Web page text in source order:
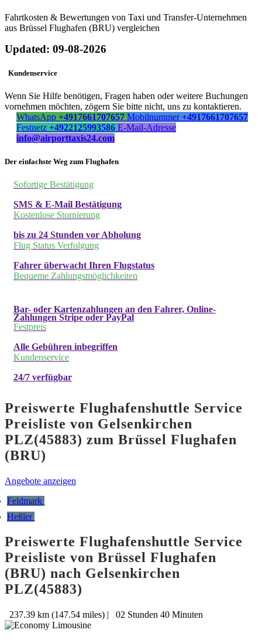
Fahrtkosten & Bewertungen von Taxi und Transfer-Unternehmen
aus Brüssel Flughafen (BRU) vergleichen
Updated: 09-08-2026
Kundenservice
Wenn Sie Hilfe benötigen, Fragen haben oder weitere Buchungen
vornehmen möchten, zögern Sie bitte nicht, uns zu kontaktieren.
WhatsApp +4917661707657 Mobilnummer +4917661707657
Festnetz +4922125993586 E-Mail-Adresse
info@airporttaxis24.com
Der einfachste Weg zum Flughafen
Sofortige Bestätigung
SMS & E-Mail Bestätigung
Kostenlose Stornierung
bis zu 24 Stunden vor Abholung
Flug Status Verfolgung
Fahrer überwacht Ihren Flugstatus
Bequeme Zahlungsmöglichkeiten
Bar- oder Kartenzahlungen an den Fahrer, Online-
Zahlungen Stripe oder PayPal
Festpreis
Alle Gebühren inbegriffen
Kundenservice
24/7 verfügbar
Preiswerte Flughafenshuttle Service
Preisliste von Gelsenkirchen
PLZ(45883) zum Brüssel Flughafen
(BRU)
Angebote anzeigen
Feldmark
Heßler
Preiswerte Flughafenshuttle Service
Preisliste von Brüssel Flughafen
(BRU) nach Gelsenkirchen
PLZ(45883)
237.39 km (147.54 miles) | 02 Stunden 40 Minuten